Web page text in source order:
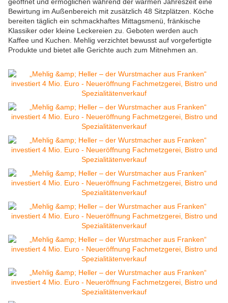
Bewirtung im Außenbereich mit zusätzlich 48 Sitzplätzen. Köche
bereiten täglich ein schmackhaftes Mittagsmenü, fränkische
Klassiker oder kleine Leckereien zu. Geboten werden auch
Kaffee und Kuchen. Mehlig verzichtet bewusst auf vorgefertigte
Produkte und bietet alle Gerichte auch zum Mitnehmen an.